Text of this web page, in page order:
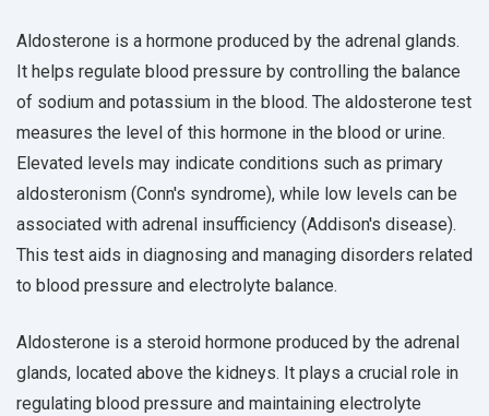
Aldosterone is a hormone produced by the adrenal glands.
It helps regulate blood pressure by controlling the balance
of sodium and potassium in the blood. The aldosterone test
measures the level of this hormone in the blood or urine.
Elevated levels may indicate conditions such as primary
aldosteronism (Conn's syndrome), while low levels can be
associated with adrenal insufficiency (Addison's disease).
This test aids in diagnosing and managing disorders related
to blood pressure and electrolyte balance.
Aldosterone is a steroid hormone produced by the adrenal
glands, located above the kidneys. It plays a crucial role in
regulating blood pressure and maintaining electrolyte